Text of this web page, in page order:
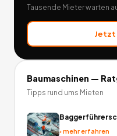
Tausende Mieter warten
Jetzt
Baumaschinen —
Tipps rund ums Mieten
›mehr erfahren